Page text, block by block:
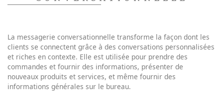
La messagerie conversationnelle transforme la façon dont les
clients se connectent grâce à des conversations personnalisées
et riches en contexte. Elle est utilisée pour prendre des
commandes et fournir des informations, présenter de
nouveaux produits et services, et même fournir des
informations générales sur le bureau.